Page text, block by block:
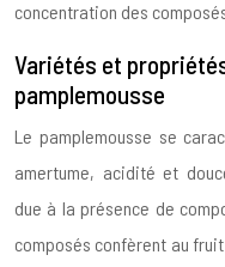
concentration des
Variétés et
pamplemousse
Le pamplemousse se
amertume, acidité et
due à la présence de
composés confèrent au